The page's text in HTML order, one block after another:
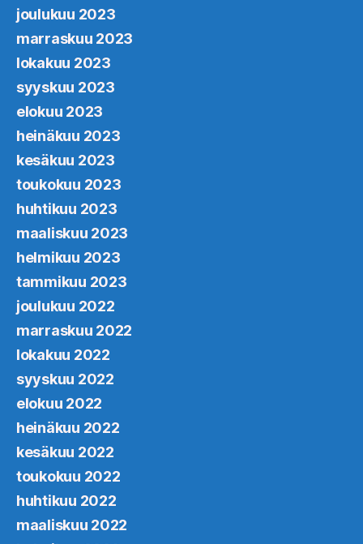
joulukuu 2023
marraskuu 2023
lokakuu 2023
syyskuu 2023
elokuu 2023
heinäkuu 2023
kesäkuu 2023
toukokuu 2023
huhtikuu 2023
maaliskuu 2023
helmikuu 2023
tammikuu 2023
joulukuu 2022
marraskuu 2022
lokakuu 2022
syyskuu 2022
elokuu 2022
heinäkuu 2022
kesäkuu 2022
toukokuu 2022
huhtikuu 2022
maaliskuu 2022